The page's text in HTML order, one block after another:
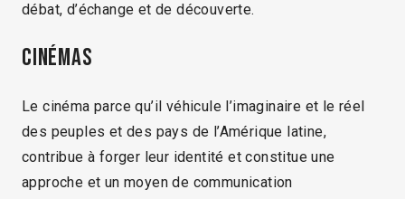
débat, d’échange et de découverte.
Cinémas
Le cinéma parce qu’il véhicule l’imaginaire et le réel
des peuples et des pays de l’Amérique latine,
contribue à forger leur identité et constitue une
approche et un moyen de communication